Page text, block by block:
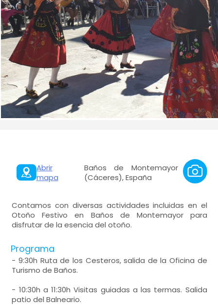
Abrir
mapa
Baños de Montemayor
(Cáceres), España
Contamos con diversas actividades incluidas en el
Otoño Festivo en Baños de Montemayor para
disfrutar de la esencia del otoño.
Programa
- 9:30h Ruta de los Cesteros, salida de la Oficina de
Turismo de Baños.
- 10:30h a 11:30h Visitas guiadas a las termas. Salida
patio del Balneario.